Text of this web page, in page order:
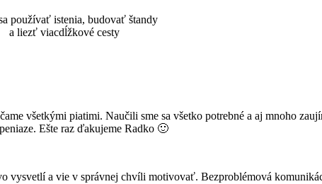
používať istenia, budovať štandy
a liezť viacdĺžkové cesty
všetkými piatimi. Naučili sme sa všetko potrebné a aj mnoho
Ešte raz ďakujeme Radko 🙂
vysvetlí a vie v správnej chvíli motivovať. Bezproblémová
Postup pre zamestnancov
Postup pre fyzické osoby